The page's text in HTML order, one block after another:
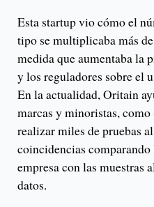
Esta startup vio cómo el
tipo se multiplicaba más
medida que aumentaba la
y los reguladores sobre el
En la actualidad, Oritain
marcas y minoristas,
realizar miles de pruebas
coincidencias
empresa con las muestras
datos.